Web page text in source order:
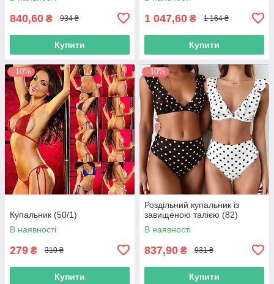
840,60 ₴ 934 ₴
Купити
1 047,60 ₴ 1 164 ₴
Купити
–10%
Купальник (50/1)
В наявності
279 ₴ 310 ₴
Купити
–10%
Роздільний купальник із
завищеною талією (82)
В наявності
837,90 ₴ 931 ₴
Купити